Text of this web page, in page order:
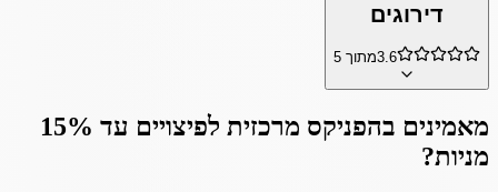
דירוגים
3.6מתוך 5
מאמינים ב
הפניקס מרכזית לפיצויים עד 15%
מניות?